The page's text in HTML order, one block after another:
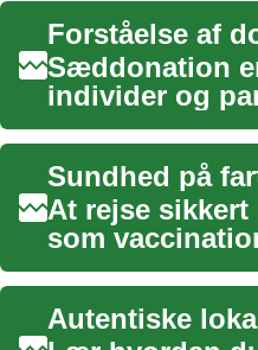
Forståelse af
Sæddonation
individer og
står...
At rejse
som
kendskab til ...
Autentiske